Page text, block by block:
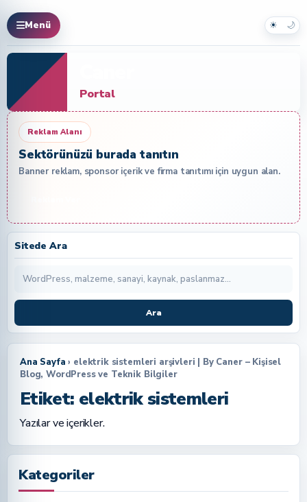
Menü ☀ 🌙
Portal
Reklam Alanı
Sektörünüzü burada tanıtın
Banner reklam, sponsor içerik ve firma tanıtımı için uygun alan.
Sitede Ara
Ara
Ana Sayfa › elektrik sistemleri arşivleri | By Caner – Kişisel
Blog, WordPress ve Teknik Bilgiler
Etiket: elektrik sistemleri
Yazılar ve içerikler.
Kategoriler